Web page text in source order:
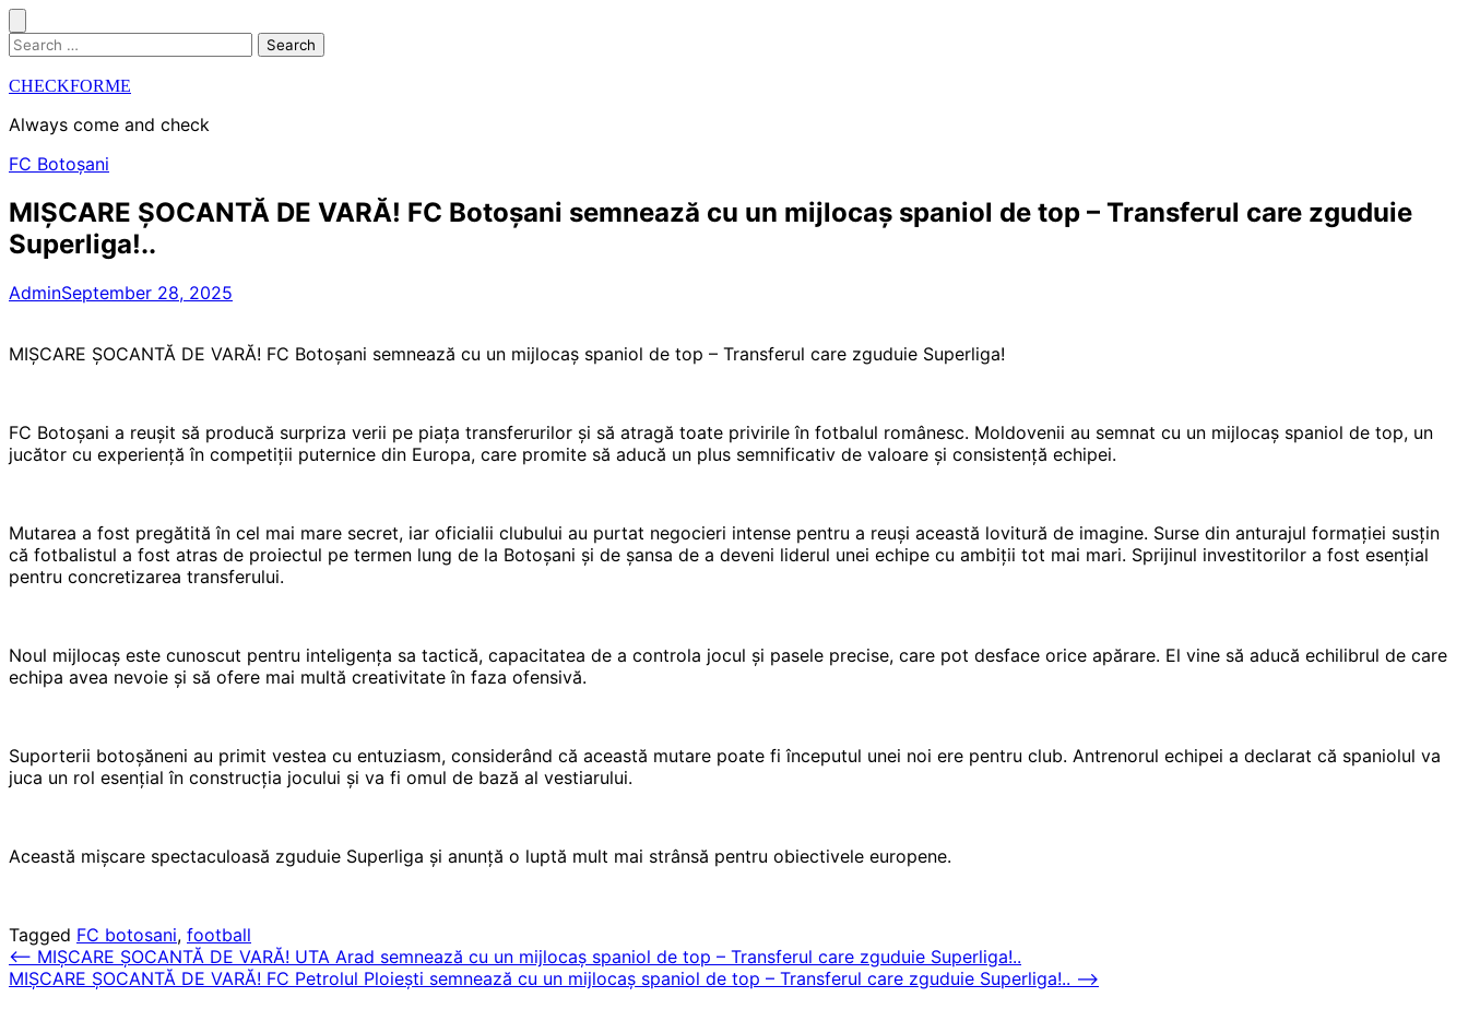
Skip
to
content
Search
CHECKFORME
Always come and check
FC Botoșani
MIȘCARE ȘOCANTĂ DE VARĂ! FC Botoșani semnează cu un mijlocaș spaniol de top – Transferul care zguduie
Superliga!..
AdminSeptember 28, 2025
MIȘCARE ȘOCANTĂ DE VARĂ! FC Botoșani semnează cu un mijlocaș spaniol de top – Transferul care zguduie Superliga!
FC Botoșani a reușit să producă surpriza verii pe piața transferurilor și să atragă toate privirile în fotbalul românesc. Moldovenii au semnat cu un mijlocaș spaniol de top, un
jucător cu experiență în competiții puternice din Europa, care promite să aducă un plus semnificativ de valoare și consistență echipei.
Mutarea a fost pregătită în cel mai mare secret, iar oficialii clubului au purtat negocieri intense pentru a reuși această lovitură de imagine. Surse din anturajul formației susțin
că fotbalistul a fost atras de proiectul pe termen lung de la Botoșani și de șansa de a deveni liderul unei echipe cu ambiții tot mai mari. Sprijinul investitorilor a fost esențial
pentru concretizarea transferului.
Noul mijlocaș este cunoscut pentru inteligența sa tactică, capacitatea de a controla jocul și pasele precise, care pot desface orice apărare. El vine să aducă echilibrul de care
echipa avea nevoie și să ofere mai multă creativitate în faza ofensivă.
Suporterii botoșăneni au primit vestea cu entuziasm, considerând că această mutare poate fi începutul unei noi ere pentru club. Antrenorul echipei a declarat că spaniolul va
juca un rol esențial în construcția jocului și va fi omul de bază al vestiarului.
Această mișcare spectaculoasă zguduie Superliga și anunță o luptă mult mai strânsă pentru obiectivele europene.
Tagged FC botosani, football
Post
navigation
⟵ MIȘCARE ȘOCANTĂ DE VARĂ! UTA Arad semnează cu un mijlocaș spaniol de top – Transferul care zguduie Superliga!..
MIȘCARE ȘOCANTĂ DE VARĂ! FC Petrolul Ploiești semnează cu un mijlocaș spaniol de top – Transferul care zguduie Superliga!.. ⟶